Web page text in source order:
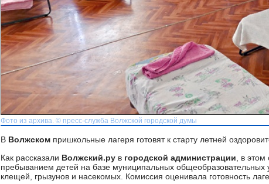
Фото из архива. © пресс-служба Волжской городской думы
В Волжском пришкольные лагеря готовят к старту летней
Как рассказали Волжский.ру в городской администрации , в
пребыванием детей на базе муниципальных
клещей, грызунов и насекомых. Комиссия оценивала готовность